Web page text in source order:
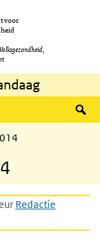
voor
Redactie